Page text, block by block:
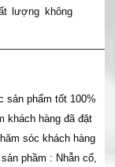
lượng không
sản phẩm tốt 100%
khách hàng đã đặt
sóc khách hàng
phầm : Nhẫn cổ,